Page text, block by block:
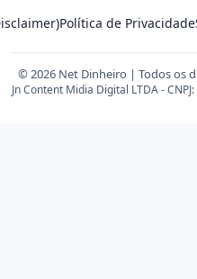
Política de Privacidade
© 2026 Net Dinheiro | Todos os
Jn Content Midia Digital LTDA -